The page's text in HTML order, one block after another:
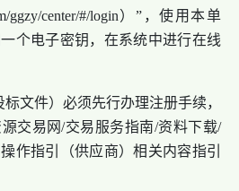
ggzy/center/#/login）”，使用本单
个电子密钥，在系统中进行在线
文件）必须先行办理注册手续，
交易网/交易服务指南/资料下载/
作指引（供应商）相关内容指引